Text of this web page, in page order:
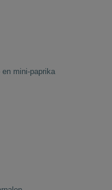
mini-paprika